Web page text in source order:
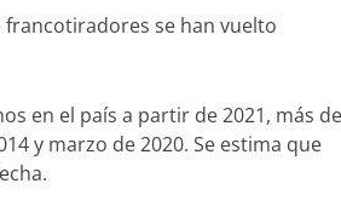
se han vuelto
en el país a partir de 2021, más de
y marzo de 2020. Se estima que